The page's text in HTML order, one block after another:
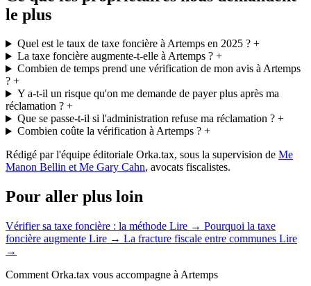
le plus
Quel est le taux de taxe foncière à Artemps en 2025 ?+
La taxe foncière augmente-t-elle à Artemps ?+
Combien de temps prend une vérification de mon avis à Artemps
? +
Y a-t-il un risque qu'on me demande de payer plus après ma
réclamation ? +
Que se passe-t-il si l'administration refuse ma réclamation ?+
Combien coûte la vérification à Artemps ?+
Rédigé par l'équipe éditoriale Orka.tax, sous la supervision de Me
Manon Bellin et Me Gary Cahn, avocats fiscalistes.
Pour aller plus loin
Vérifier sa taxe foncière : la méthode Lire → Pourquoi la taxe
foncière augmente Lire → La fracture fiscale entre communes Lire
→
Comment Orka.tax vous accompagne à Artemps